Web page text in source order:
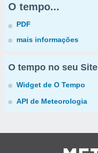
O tempo...
PDF
mais informações
O tempo no seu Site
Widget de O Tempo
API de Meteorologia